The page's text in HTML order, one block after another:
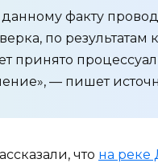
факту
по результатам
принято
— пишет
что на реке